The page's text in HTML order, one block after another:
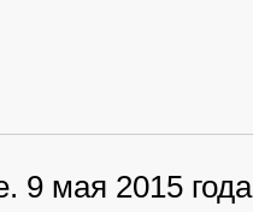
9 мая 2015 года